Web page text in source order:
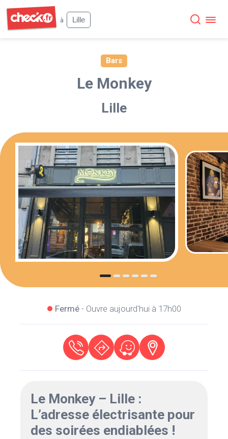
à
Lille
Bars
Le Monkey
Lille
Fermé- Ouvre aujourd'hui à 17h00
Le Monkey – Lille :
L’adresse électrisante pour
des soirées endiablées !